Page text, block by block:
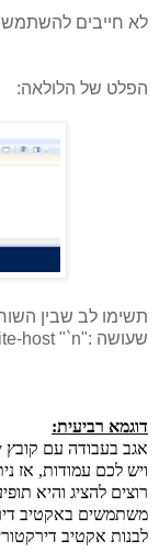
לא חייבים להשתמש
הפלט של הלולאה:
תשימו לב שבין
שעושה :"write-host "`n.
דוגמא רביעית:
ויש לכם עמודות, אז
רוצים להציג והיא
משתמשים באקטיב
לבנות אקטיב